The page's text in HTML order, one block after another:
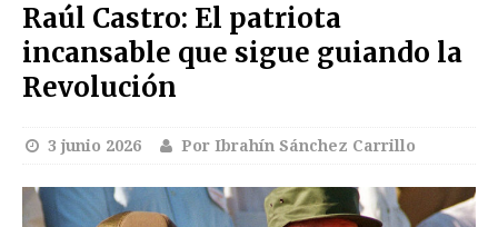
Raúl Castro: El patriota
incansable que sigue guiando la
Revolución
3 junio 2026 Por Ibrahín Sánchez Carrillo